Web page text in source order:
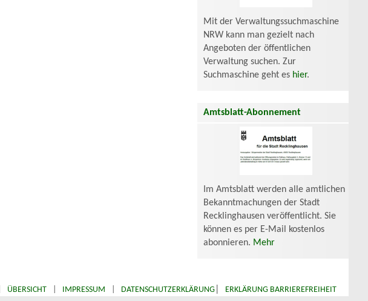
Mit der Verwaltungssuchmaschine
NRW kann man gezielt nach
Angeboten der öffentlichen
Verwaltung suchen. Zur
Suchmaschine geht es hier.
Amtsblatt-Abonnement
Im Amtsblatt werden alle amtlichen
Bekanntmachungen der Stadt
Recklinghausen veröffentlicht. Sie
können es per E-Mail kostenlos
abonnieren. Mehr
ÜBERSICHT IMPRESSUM DATENSCHUTZERKLÄRUNG ERKLÄRUNG BARRIEREFREIHEIT